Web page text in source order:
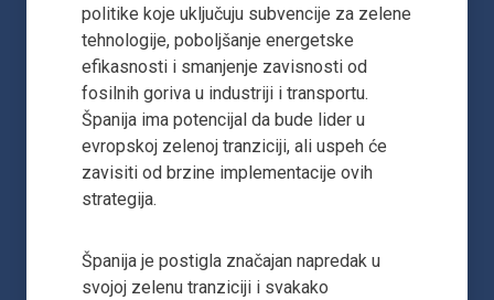
politike koje uključuju subvencije za zelene
tehnologije, poboljšanje energetske
efikasnosti i smanjenje zavisnosti od
fosilnih goriva u industriji i transportu.
Španija ima potencijal da bude lider u
evropskoj zelenoj tranziciji, ali uspeh će
zavisiti od brzine implementacije ovih
strategija.
Španija je postigla značajan napredak u
svojoj zelenu tranziciji i svakako